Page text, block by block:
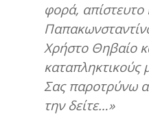
φορά, απίστευτο
Χρήστο Θηβαίο
καταπληκτικούς
Σας παροτρύνω
την δείτε…»